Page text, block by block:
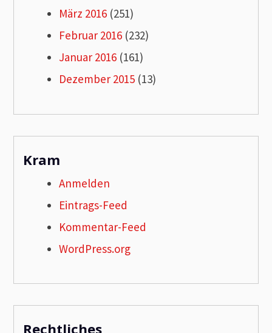
März 2016 (251)
Februar 2016 (232)
Januar 2016 (161)
Dezember 2015 (13)
Kram
Anmelden
Eintrags-Feed
Kommentar-Feed
WordPress.org